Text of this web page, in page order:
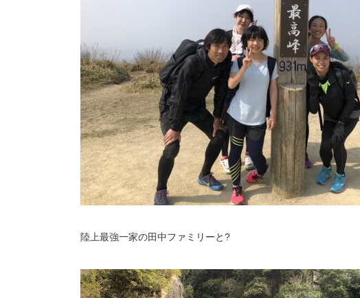
陸上最強一家の田中ファミリーと?